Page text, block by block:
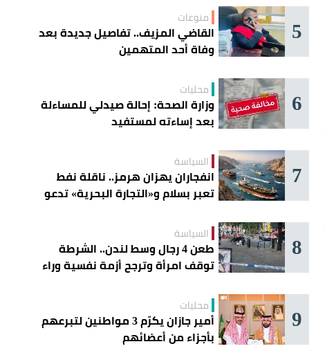
5 منوعات
القاضي المزيف.. تفاصيل جديدة بعد
وفاة أحد المتهمين
6 محليات
وزارة الصحة: إحالة صيدلي للمساءلة
بعد إساءته لمستفيد
7 السياسة
انفجاران يهزان هرمز.. ناقلة نفط
تعبر بسلام و«التجارة البحرية» تدعو
8 السياسة
طعن 4 رجال وسط لندن.. الشرطة
توقف امرأة وترجح أزمة نفسية وراء
9 محليات
أمير جازان يكرّم 3 مواطنين لتبرعهم
بأجزاء من أعضائهم